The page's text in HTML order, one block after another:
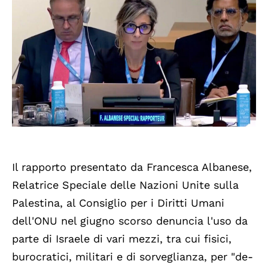
Il rapporto presentato da Francesca Albanese,
Relatrice Speciale delle Nazioni Unite sulla
Palestina, al Consiglio per i Diritti Umani
dell'ONU nel giugno scorso denuncia l'uso da
parte di Israele di vari mezzi, tra cui fisici,
burocratici, militari e di sorveglianza, per "de-